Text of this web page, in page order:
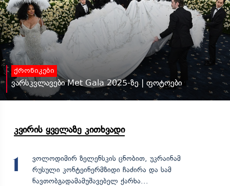
ქრონიკები
ვარსკვლავები Met Gala 2025-ზე | ფოტოები
კვირის ყველაზე კითხვადი
1
ვოლოდიმირ ზელენსკის ცნობით, უკრაინამ
რუსული კონტეინერმზიდი ჩაძირა და სამ
ნავთობგადამამუშავებელ ქარხა...